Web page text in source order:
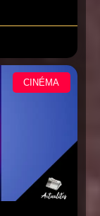
CINÉMA